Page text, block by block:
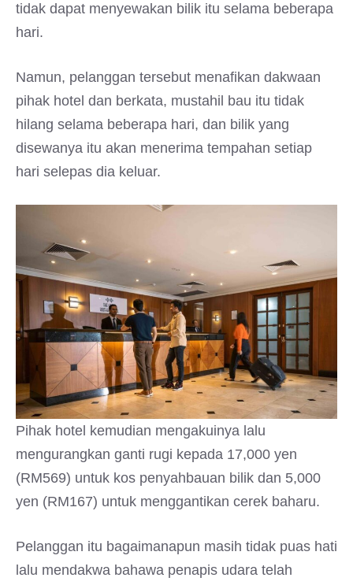
tidak dapat menyewakan bilik itu selama beberapa
hari.
Namun, pelanggan tersebut menafikan dakwaan
pihak hotel dan berkata, mustahil bau itu tidak
hilang selama beberapa hari, dan bilik yang
disewanya itu akan menerima tempahan setiap
hari selepas dia keluar.
Pihak hotel kemudian mengakuinya lalu
mengurangkan ganti rugi kepada 17,000 yen
(RM569) untuk kos penyahbauan bilik dan 5,000
yen (RM167) untuk menggantikan cerek baharu.
Pelanggan itu bagaimanapun masih tidak puas hati
lalu mendakwa bahawa penapis udara telah